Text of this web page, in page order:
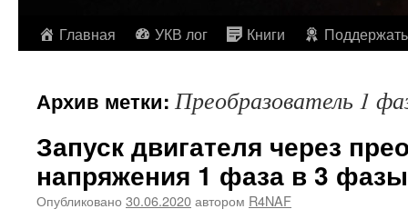
Перейти
содержимому
Главная УКВ лог Книги Поддержать
Архив метки: Преобразователь 1
Запуск двигателя через
напряжения 1 фаза в 3 фазы
Опубликовано 30.06.2020автором R4NAF